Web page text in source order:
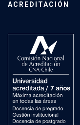
ACREDITACIÓN